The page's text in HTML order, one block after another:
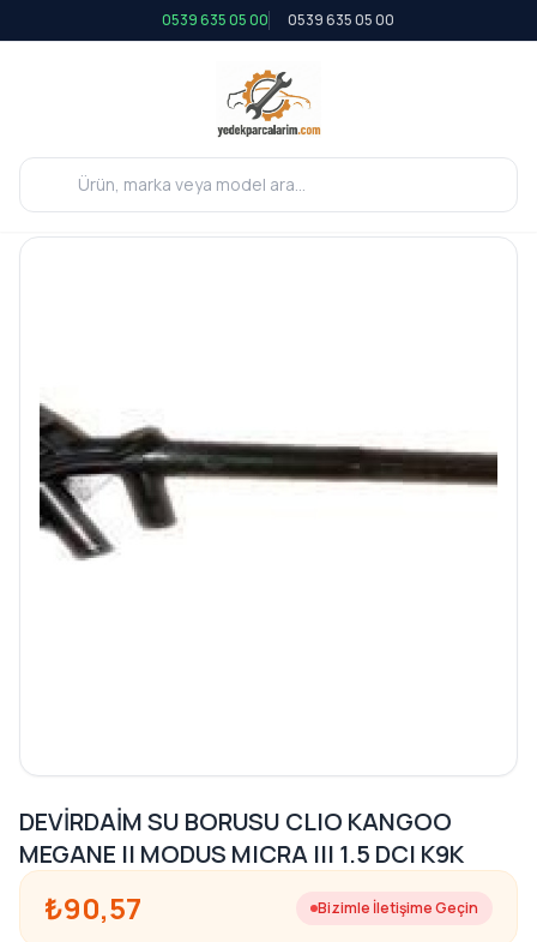
0539 635 05 00 0539 635 05 00
DEVİRDAİM SU BORUSU CLIO KANGOO
MEGANE II MODUS MICRA III 1.5 DCI K9K
₺90,57 Bizimle İletişime Geçin